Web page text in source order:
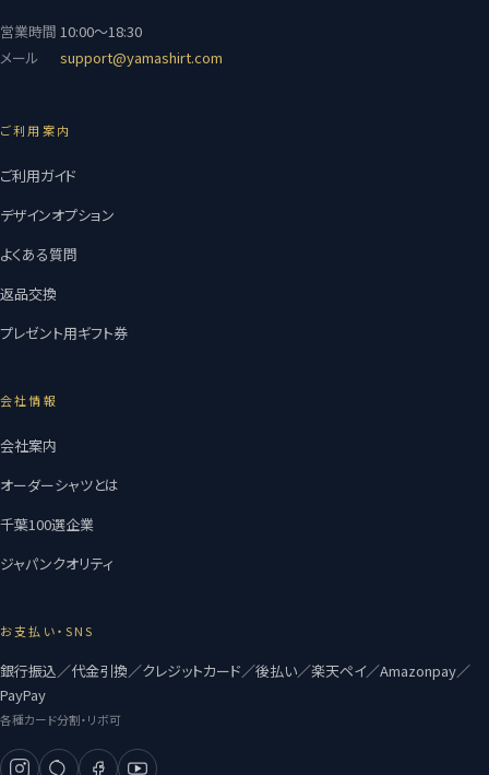
営業時間 10:00〜18:30
メール
support@yamashirt.com
ご利用案内
ご利用ガイド
デザインオプション
よくある質問
返品交換
プレゼント用ギフト券
会社情報
会社案内
オーダーシャツとは
千葉100選企業
ジャパンクオリティ
お支払い・SNS
銀行振込／代金引換／クレジットカード／後払い／楽天ペイ／Amazonpay／
PayPay
各種カード分割・リボ可